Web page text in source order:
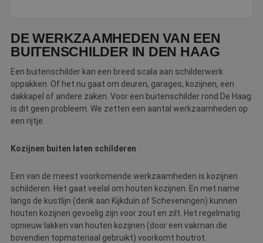
drie jaar garantie op buitenschilderwerk. De exacte
voorwaarden hangen af van wat er vooraf is afgesproken
DE WERKZAAMHEDEN VAN EEN
BUITENSCHILDER IN DEN HAAG
Een buitenschilder kan een breed scala aan schilderwerk
oppakken. Of het nu gaat om deuren, garages, kozijnen, een
dakkapel of andere zaken. Voor een buitenschilder rond De Haag
is dit geen probleem. We zetten een aantal werkzaamheden op
een rijtje.
Kozijnen buiten laten schilderen
Een van de meest voorkomende werkzaamheden is kozijnen
schilderen. Het gaat veelal om houten kozijnen. En met name
langs de kustlijn (denk aan Kijkduin of Scheveningen) kunnen
houten kozijnen gevoelig zijn voor zout en zilt. Het regelmatig
opnieuw lakken van houten kozijnen (door een vakman die
bovendien topmateriaal gebruikt) voorkomt houtrot.